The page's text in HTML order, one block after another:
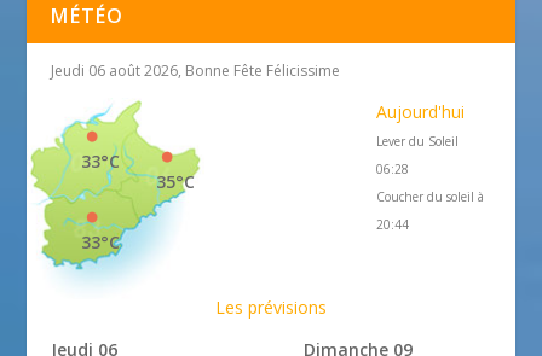
MÉTÉO
Jeudi 06 août 2026, Bonne Fête Félicissime
35°C
33°C
33°C
Aujourd'hui
Lever du Soleil
06:28
Coucher du soleil à
20:44
Les prévisions
Jeudi 06
Dimanche 09